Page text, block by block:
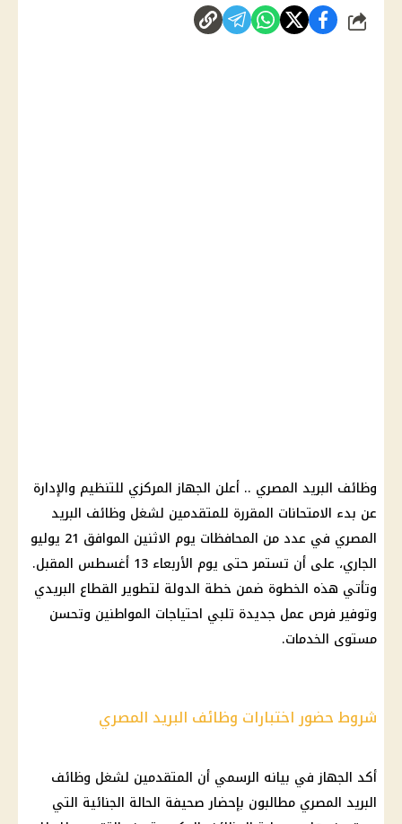
شارك
وظائف البريد المصري .. أعلن الجهاز المركزي للتنظيم والإدارة
عن بدء الامتحانات المقررة للمتقدمين لشغل وظائف البريد
المصري في عدد من المحافظات يوم الاثنين الموافق 21 يوليو
الجاري، على أن تستمر حتى يوم الأربعاء 13 أغسطس المقبل.
وتأتي هذه الخطوة ضمن خطة الدولة لتطوير القطاع البريدي
وتوفير فرص عمل جديدة تلبي احتياجات المواطنين وتحسن
مستوى الخدمات.
شروط حضور اختبارات وظائف البريد المصري
أكد الجهاز في بيانه الرسمي أن المتقدمين لشغل وظائف
البريد المصري مطالبون بإحضار صحيفة الحالة الجنائية التي